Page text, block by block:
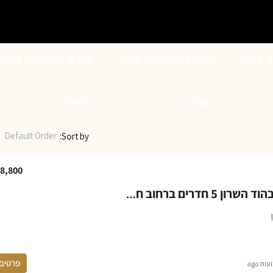
Sort by:
Default Order
דירה להשכרה בהוד השרון 5 חדרים ברחוב חד סיטרי ושקט במגדיאל